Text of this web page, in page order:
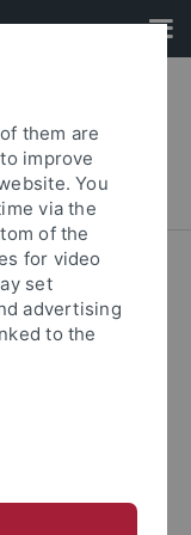
im
them are
improve
You
via the
of the
for video
set
advertising
to the